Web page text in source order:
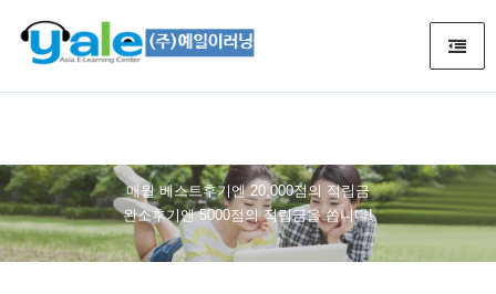
매월 베스트후기엔 20,000점의 적립금
완소후기엔 5000점의 적립금을 쏩니다!